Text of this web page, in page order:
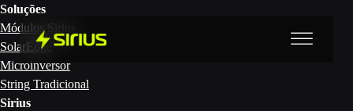
Sirius
Soluções
Módulos Sirius
SolarEdge
Microinversor
String Tradicional